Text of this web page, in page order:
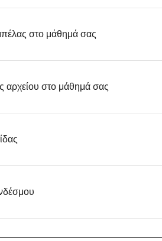
στο μάθημά σας
στο μάθημά σας